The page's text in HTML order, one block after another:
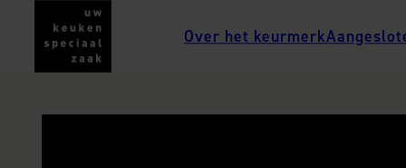
Over het keurmerk